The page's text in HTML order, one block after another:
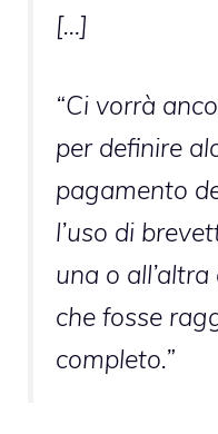
[…]
“Ci vorrà
per definire
pagamento
l’uso di
una o
che fosse
completo.”